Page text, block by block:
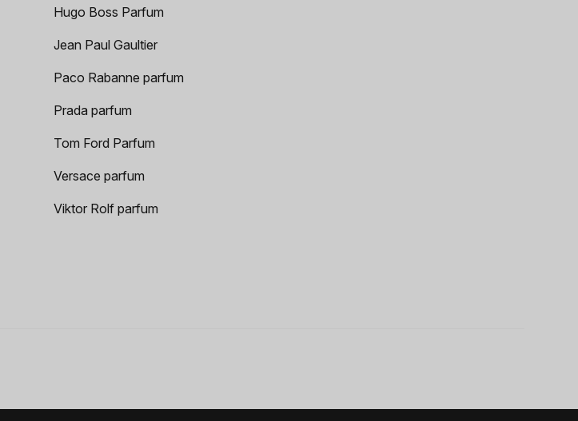
Hugo Boss Parfum
Jean Paul Gaultier
Paco Rabanne parfum
Prada parfum
Tom Ford Parfum
Versace parfum
Viktor Rolf parfum